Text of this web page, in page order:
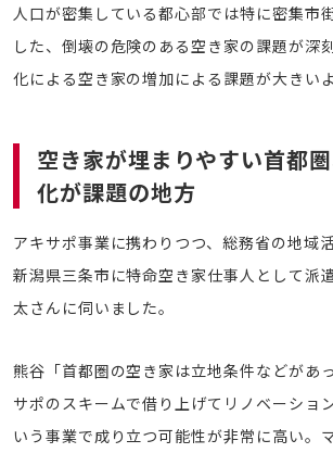
人口が密集している都心部では特に密集市
した、倒壊の危険のある空き家の課題が深
化による空き家の増加による課題が大きいよ
空き家が埋まりやすい首都圏
化が課題の地方
アキサポ事業に携わりつつ、総務省の地域
新潟県三条市に特命空き家仕事人として派
太さんに伺いました。
熊谷「首都圏の空き家は立地条件などがあ
サポのスキームで借り上げてリノベーショ
いう事業で成り立つ可能性が非常に高い。